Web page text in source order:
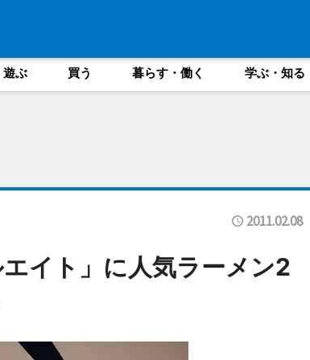
遊ぶ 買う 暮らす・働く 学ぶ・知る
2011.02.08
イト」に人気ラーメン2